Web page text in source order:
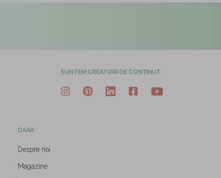
SUNTEM CREATORI DE CONȚINUT
DAAR
Despre noi
Magazine